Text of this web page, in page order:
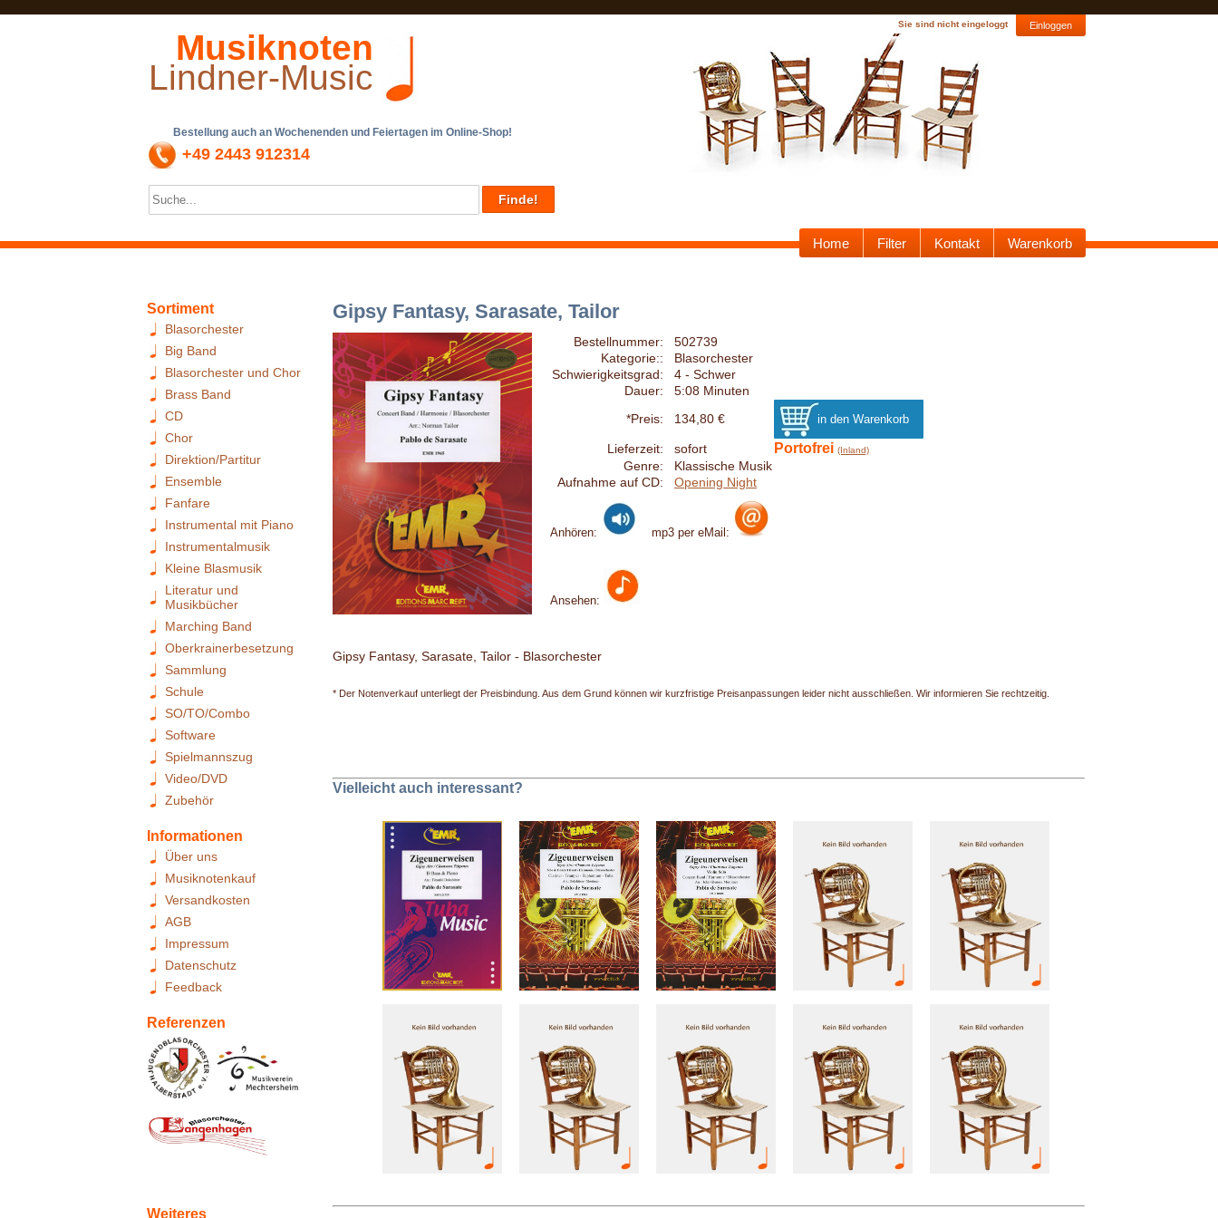
Sie sind nicht eingeloggt Einloggen
Musiknoten
Lindner-Music
Bestellung auch an Wochenenden und Feiertagen im Online-Shop!
+49 2443 912314
Home Filter Kontakt Warenkorb
Sortiment
Blasorchester
Big Band
Blasorchester und Chor
Brass Band
CD
Chor
Direktion/Partitur
Ensemble
Fanfare
Instrumental mit Piano
Instrumentalmusik
Kleine Blasmusik
Literatur und
Musikbücher
Marching Band
Oberkrainerbesetzung
Sammlung
Schule
SO/TO/Combo
Software
Spielmannszug
Video/DVD
Zubehör
Informationen
Über uns
Musiknotenkauf
Versandkosten
AGB
Impressum
Datenschutz
Feedback
Referenzen
Weiteres
Gipsy Fantasy, Sarasate, Tailor
Bestellnummer:
502739
Kategorie::
Blasorchester
Schwierigkeitsgrad:
4 - Schwer
Dauer:
5:08 Minuten
*Preis:
134,80 €
Lieferzeit: sofort Portofrei (Inland)
Genre:
Klassische Musik
Aufnahme auf CD:
Opening Night
Anhören: mp3 per eMail:
Ansehen:
Gipsy Fantasy, Sarasate, Tailor - Blasorchester
* Der Notenverkauf unterliegt der Preisbindung. Aus dem Grund können wir kurzfristige Preisanpassungen leider nicht ausschließen. Wir informieren Sie rechtzeitig.
Vielleicht auch interessant?